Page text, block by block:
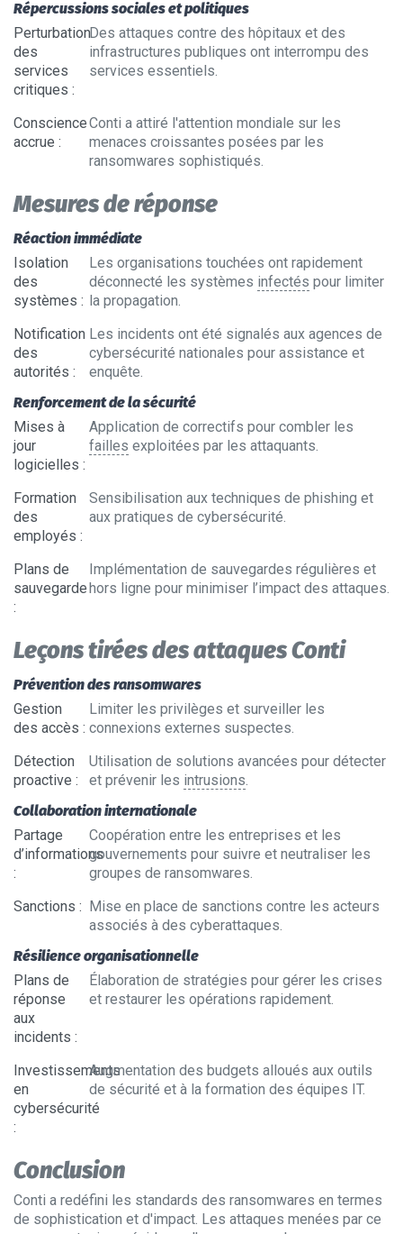
Répercussions sociales et politiques
Perturbation
des
services
critiques :
Des attaques contre des hôpitaux et des
infrastructures publiques ont interrompu des
services essentiels.
Conscience
accrue :
Conti a attiré l'attention mondiale sur les
menaces croissantes posées par les
ransomwares sophistiqués.
Mesures de réponse
Réaction immédiate
Isolation
des
systèmes :
Les organisations touchées ont rapidement
déconnecté les systèmes infectés pour limiter
la propagation.
Notification
des
autorités :
Les incidents ont été signalés aux agences de
cybersécurité nationales pour assistance et
enquête.
Renforcement de la sécurité
Mises à
jour
logicielles :
Application de correctifs pour combler les
failles exploitées par les attaquants.
Formation
des
employés :
Sensibilisation aux techniques de phishing et
aux pratiques de cybersécurité.
Plans de
sauvegarde
:
Implémentation de sauvegardes régulières et
hors ligne pour minimiser l’impact des attaques.
Leçons tirées des attaques Conti
Prévention des ransomwares
Gestion
des accès :
Limiter les privilèges et surveiller les
connexions externes suspectes.
Détection
proactive :
Utilisation de solutions avancées pour détecter
et prévenir les intrusions.
Collaboration internationale
Partage
d’informations
:
Coopération entre les entreprises et les
gouvernements pour suivre et neutraliser les
groupes de ransomwares.
Sanctions : Mise en place de sanctions contre les acteurs
associés à des cyberattaques.
Résilience organisationnelle
Plans de
réponse
aux
incidents :
Élaboration de stratégies pour gérer les crises
et restaurer les opérations rapidement.
Investissements
en
cybersécurité
:
Augmentation des budgets alloués aux outils
de sécurité et à la formation des équipes IT.
Conclusion
Conti a redéfini les standards des ransomwares en termes
de sophistication et d'impact. Les attaques menées par ce